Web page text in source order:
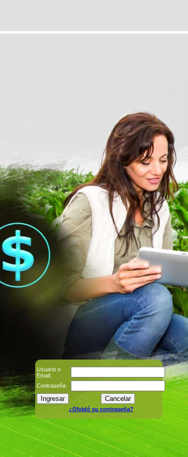
Usuario o
Email:
Contraseña
¿Olvidó su contraseña?